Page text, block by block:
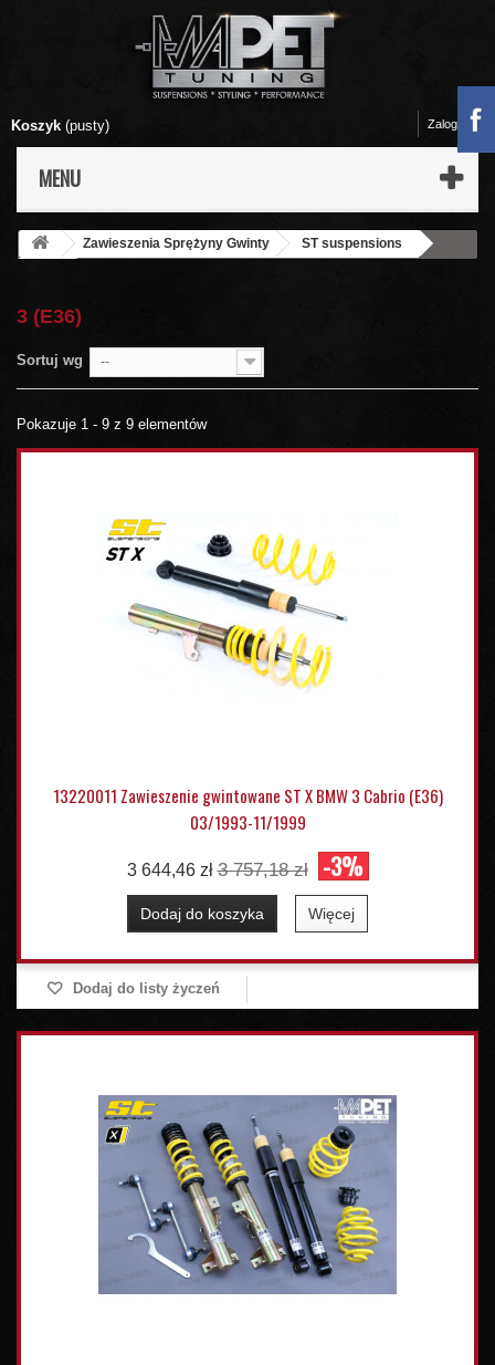
Koszyk (pusty)
MENU
Zaloguj się
Zawieszenia Sprężyny Gwinty
ST suspensions
3 (E36)
Sortuj wg --
Pokazuje 1 - 9 z 9 elementów
13220011 Zawieszenie gwintowane ST X BMW 3 Cabrio (E36)
03/1993-11/1999
3 644,46 zł 3 757,18 zł -3%
Dodaj do koszyka Więcej
Dodaj do listy życzeń